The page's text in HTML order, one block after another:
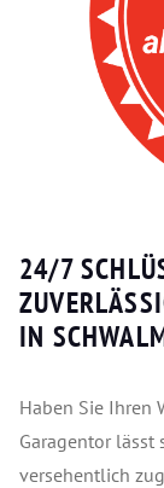
24/7
IN
Haben Sie Ihren
Garagentor
versehentlich